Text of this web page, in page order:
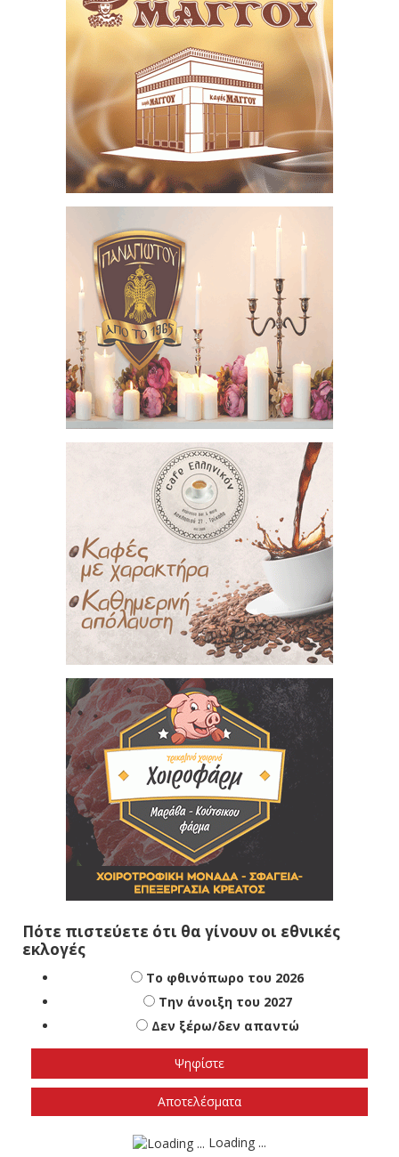
Πότε πιστεύετε ότι θα γίνουν οι εθνικές
εκλογές
Το φθινόπωρο του 2026
Την άνοιξη του 2027
Δεν ξέρω/δεν απαντώ